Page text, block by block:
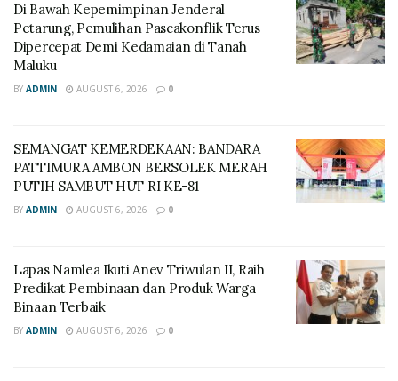
Di Bawah Kepemimpinan Jenderal
Petarung, Pemulihan Pascakonflik Terus
Dipercepat Demi Kedamaian di Tanah
Maluku
BY ADMIN AUGUST 6, 2026 0
SEMANGAT KEMERDEKAAN: BANDARA
PATTIMURA AMBON BERSOLEK MERAH
PUTIH SAMBUT HUT RI KE-81
BY ADMIN AUGUST 6, 2026 0
Lapas Namlea Ikuti Anev Triwulan II, Raih
Predikat Pembinaan dan Produk Warga
Binaan Terbaik
BY ADMIN AUGUST 6, 2026 0